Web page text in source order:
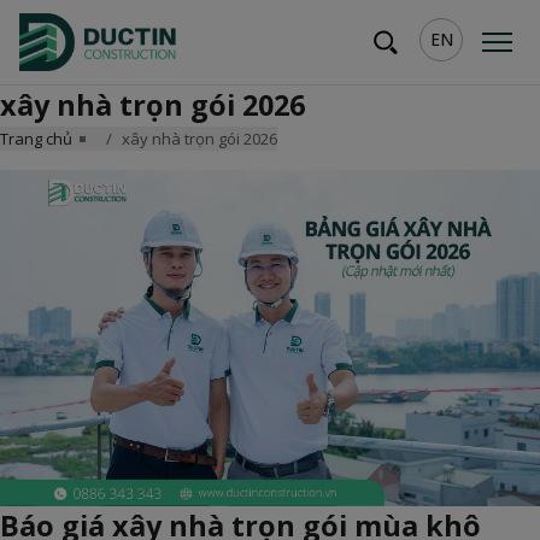
EN
xây nhà trọn gói 2026
Trang chủ xây nhà trọn gói 2026
Báo giá xây nhà trọn gói mùa khô